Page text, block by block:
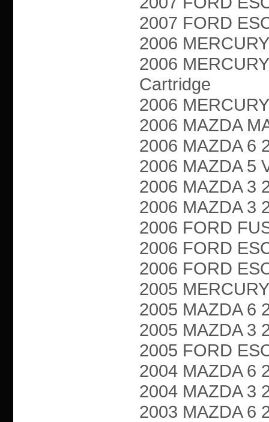
2007 FORD
2006
2006
Cartridge
2006
2006 MAZDA
2006 MAZDA 6
2006 MAZDA 5
2006 MAZDA 3
2006 MAZDA 3
2006 FORD
2006 FORD
2006 FORD
2005
2005 MAZDA 6
2005 MAZDA 3
2005 FORD
2004 MAZDA 6
2004 MAZDA 3
2003 MAZDA 6